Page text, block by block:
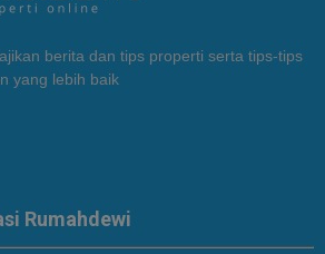
berita dan tips properti serta tips-tips
yang lebih baik
Rumahdewi